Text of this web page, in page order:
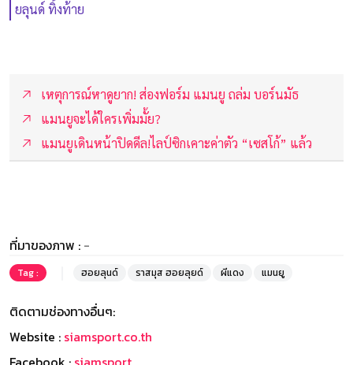
ยลุนด์ ทิ้งท้าย
เหตุการณ์หาดูยาก! ส่องฟอร์ม แมนยู ถล่ม บอร์นมัธ
แมนยูจะได้ใครเพิ่มมั้ย?
แมนยูเดินหน้าปิดดีล!ไลป์ซิกเคาะค่าตัว “เซสโก้” แล้ว
ที่มาของภาพ : -
Tag : ฮอยลุนด์ ราสมุส ฮอยลุยด์ ผีแดง แมนยู
ติดตามช่องทางอื่นๆ:
Website : siamsport.co.th